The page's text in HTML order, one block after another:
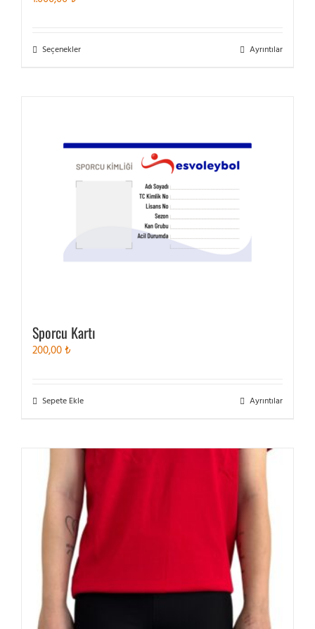
SeçeneklerBu
Seçenekler
sayfasından
Ayrıntılar
Sporcu Kartı
200,00 ₺
Sepete Ekle Ayrıntılar